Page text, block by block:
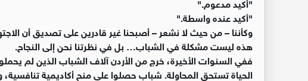
"أكيد عنده واسطة."
وكأننا – من حيث لا نشعر – أصبحنا غير قادرين على تصديق أن
هذه ليست مشكلة في الشباب… بل في نظرتنا نحن إلى النجاح.
ففي السنوات الأخيرة، خرج من الأردن آلاف الشباب الذين لم
الحياة تستحق المحاولة. شباب حصلوا على منح أكاديمية